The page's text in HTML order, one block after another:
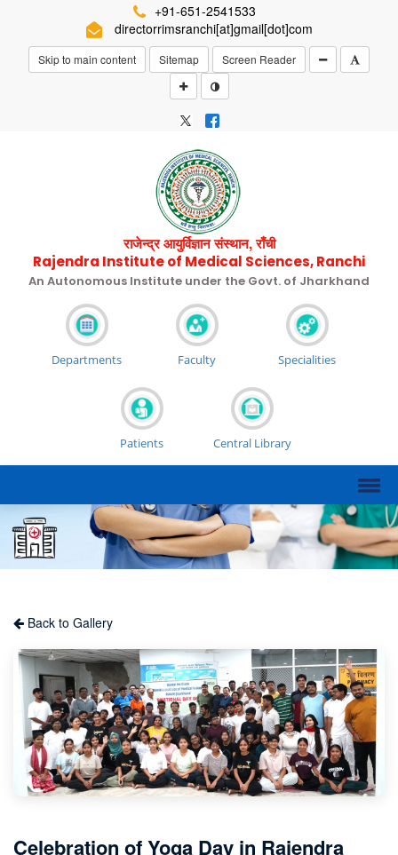
+91-651-2541533
directorrimsranchi[at]gmail[dot]com
Skip to main content Sitemap Screen Reader
राजेन्द्र आयुर्विज्ञान संस्थान, राँची
Rajendra Institute of Medical Sciences, Ranchi
An Autonomous Institute under the Govt. of Jharkhand
Departments Faculty Specialities
Patients Central Library
Back to Gallery
Celebration of Yoga Day in Rajendra